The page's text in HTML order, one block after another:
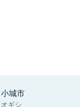
小城市
オギシ